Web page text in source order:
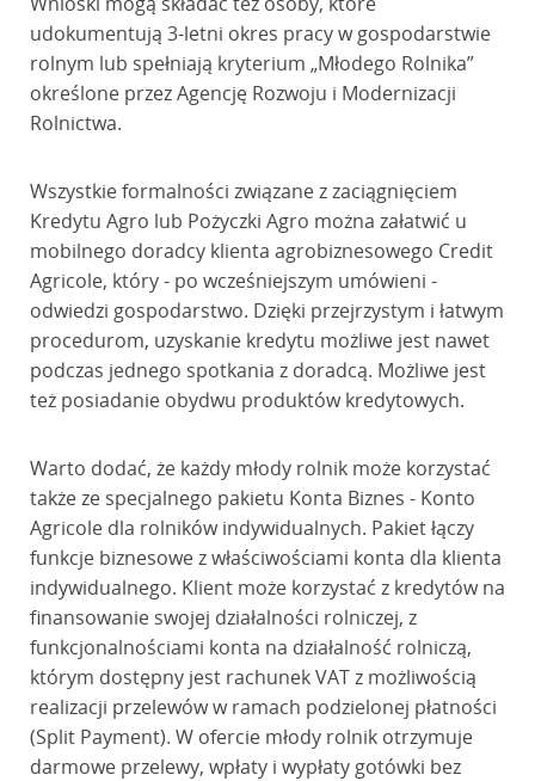
udokumentują 3-letni okres pracy w gospodarstwie
rolnym lub spełniają kryterium „Młodego Rolnika”
określone przez Agencję Rozwoju i Modernizacji
Rolnictwa.
Wszystkie formalności związane z zaciągnięciem
Kredytu Agro lub Pożyczki Agro można załatwić u
mobilnego doradcy klienta agrobiznesowego Credit
Agricole, który - po wcześniejszym umówieni -
odwiedzi gospodarstwo. Dzięki przejrzystym i łatwym
procedurom, uzyskanie kredytu możliwe jest nawet
podczas jednego spotkania z doradcą. Możliwe jest
też posiadanie obydwu produktów kredytowych.
Warto dodać, że każdy młody rolnik może korzystać
także ze specjalnego pakietu Konta Biznes - Konto
Agricole dla rolników indywidualnych. Pakiet łączy
funkcje biznesowe z właściwościami konta dla klienta
indywidualnego. Klient może korzystać z kredytów na
finansowanie swojej działalności rolniczej, z
funkcjonalnościami konta na działalność rolniczą,
którym dostępny jest rachunek VAT z możliwością
realizacji przelewów w ramach podzielonej płatności
(Split Payment). W ofercie młody rolnik otrzymuje
darmowe przelewy, wpłaty i wypłaty gotówki bez